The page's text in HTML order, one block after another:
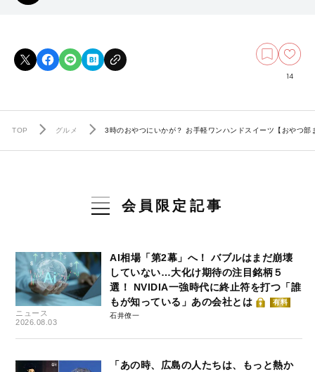
14
TOP グルメ 3時のおやつにいかが？ お手軽ワンハンドスイーツ【おやつ部
会員限定記事
ニュース
2026.08.03
AI相場「第2幕」へ！ バブルはまだ崩壊
していない…大化け期待の注目銘柄５
選！ NVIDIA一強時代に終止符を打つ「誰
もが知っている」あの会社とは
有料
石井僚一
「あの時、広島の人たちは、もっと熱か